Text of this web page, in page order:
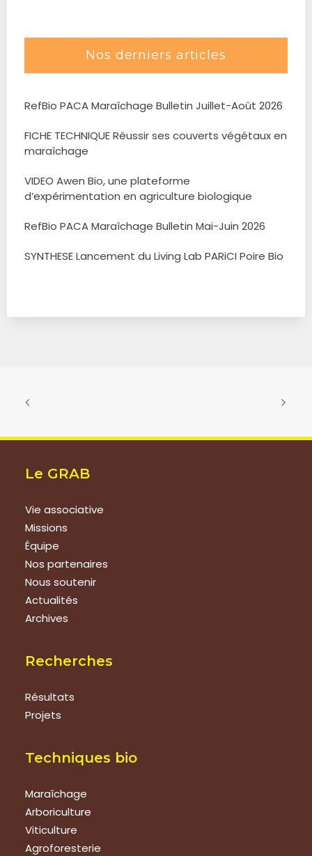
Nos derniers articles
RefBio PACA Maraîchage Bulletin Juillet-Août 2026
FICHE TECHNIQUE Réussir ses couverts végétaux en
maraîchage
VIDEO Awen Bio, une plateforme
d’expérimentation en agriculture biologique
RefBio PACA Maraîchage Bulletin Mai-Juin 2026
SYNTHESE Lancement du Living Lab PARiCI Poire Bio
Le GRAB
Vie associative
Missions
Équipe
Nos partenaires
Nous soutenir
Actualités
Archives
Recherches
Résultats
Projets
Techniques bio
Maraîchage
Arboriculture
Viticulture
Agroforesterie